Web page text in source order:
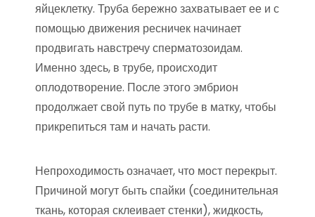
яйцеклетку. Труба бережно захватывает ее и с
помощью движения ресничек начинает
продвигать навстречу сперматозоидам.
Именно здесь, в трубе, происходит
оплодотворение. После этого эмбрион
продолжает свой путь по трубе в матку, чтобы
прикрепиться там и начать расти.
Непроходимость означает, что мост перекрыт.
Причиной могут быть спайки (соединительная
ткань, которая склеивает стенки), жидкость,